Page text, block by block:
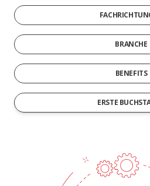
BRANCHE
BENEFITS
ERSTE